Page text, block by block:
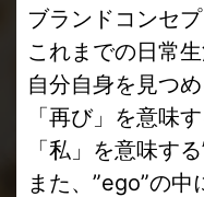
ブランドコンセ
これまでの日常
自分自身を見つ
「再び」を意味す
「私」を意味する
また、”ego”の